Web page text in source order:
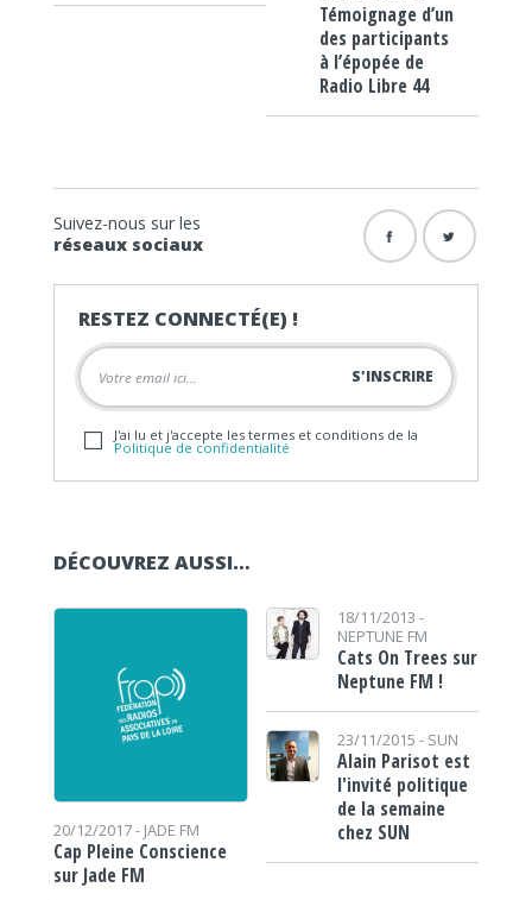
Témoignage d’un
des participants
à l’épopée de
Radio Libre 44
Suivez-nous sur les
réseaux sociaux
RESTEZ CONNECTÉ(E) !
J'ai lu et j'accepte les termes et conditions de la
Politique de confidentialité
DÉCOUVREZ AUSSI…
20/12/2017 - JADE FM
Cap Pleine Conscience
sur Jade FM
18/11/2013 -
NEPTUNE FM
Cats On Trees sur
Neptune FM !
23/11/2015 - SUN
Alain Parisot est
l'invité politique
de la semaine
chez SUN